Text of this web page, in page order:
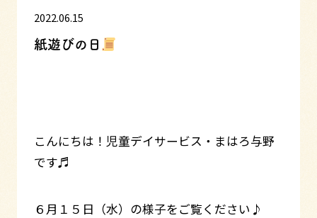
2022.06.15
紙遊びの日
こんにちは！児童デイサービス・まはろ与野
です♬
６月１５日（水）の様子をご覧ください♪